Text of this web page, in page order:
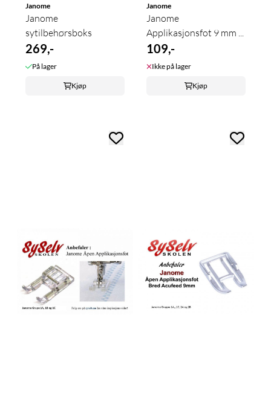
Janome
Janome
sytilbehørsboks
269,-
På lager
Kjøp
Janome
Janome
Applikasjonsfot 9 mm ...
109,-
Ikke på lager
Kjøp